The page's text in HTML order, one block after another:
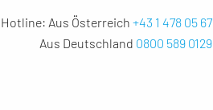
Hotline: Aus Österreich +43 1 478 05 67
Aus Deutschland 0800 589 0129